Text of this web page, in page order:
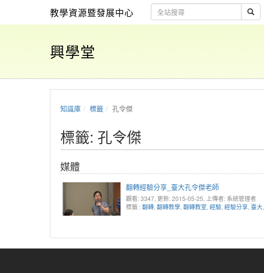
教學資源暨發展中心
興學堂
知識庫 標籤 孔令傑
標籤: 孔令傑
媒體
翻轉經驗分享_臺大孔令傑老師
觀看: 3347, 更新: 2015-05-25, 上傳者: 系統管理者
標籤 :翻轉, 翻轉教學, 翻轉教室, 經驗, 經驗分享, 臺大,